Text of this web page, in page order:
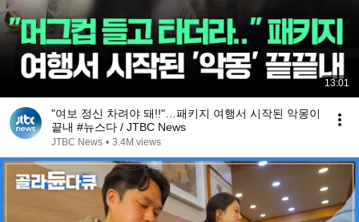
13:01
"여보 정신 차려야 돼!!"…패키지 여행서 시작된 악몽이
끝내 #뉴스다 / JTBC News
JTBC News • 3.4M views